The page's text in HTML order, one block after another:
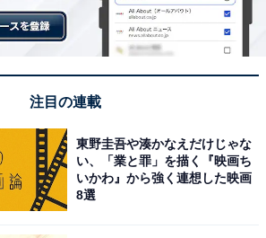
は原文ママです。
」ランキング！ 3位「お酒」2位「食
？
注目の連載
東野圭吾や湊かなえだけじゃな
い、「業と罪」を描く『映画ち
いかわ』から強く連想した映画
8選